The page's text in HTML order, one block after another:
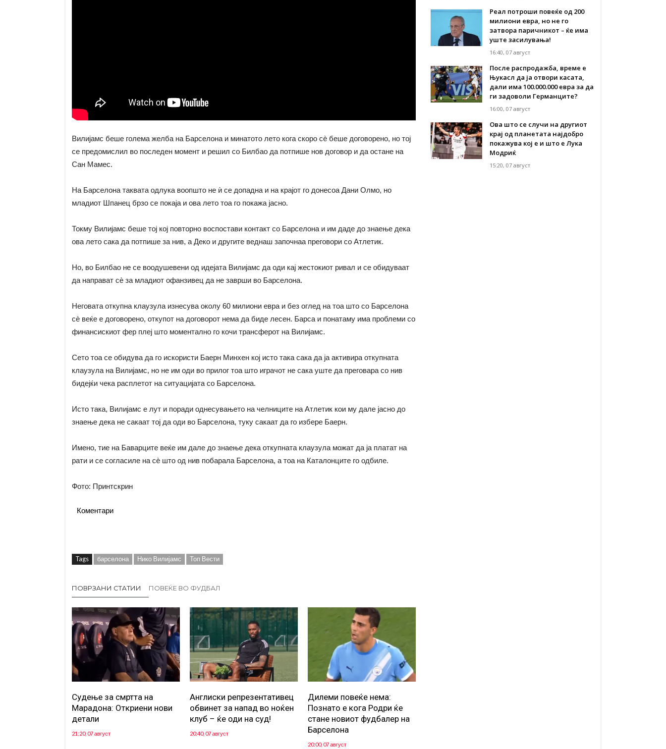
Вилијамс беше голема желба на Барселона и минатото лето кога скоро сè беше договорено, но тој
се предомислил во последен момент и решил со Билбао да потпише нов договор и да остане на
Сан Мамес.
На Барселона таквата одлука воопшто не ѝ се допадна и на крајот го донесоа Дани Олмо, но
младиот Шпанец брзо се покаја и ова лето тоа го покажа јасно.
Токму Вилијамс беше тој кој повторно воспостави контакт со Барселона и им даде до знаење дека
ова лето сака да потпише за нив, а Деко и другите веднаш започнаа преговори со Атлетик.
Но, во Билбао не се воодушевени од идејата Вилијамс да оди кај жестокиот ривал и се обидуваат
да направат сè за младиот офанзивец да не заврши во Барселона.
Неговата откупна клаузула изнесува околу 60 милиони евра и без оглед на тоа што со Барселона
сè веќе е договорено, откупот на договорот нема да биде лесен. Барса и понатаму има проблеми со
финансискиот фер плеј што моментално го кочи трансферот на Вилијамс.
Сето тоа се обидува да го искористи Баерн Минхен кој исто така сака да ја активира откупната
клаузула на Вилијамс, но не им оди во прилог тоа што играчот не сака уште да преговара со нив
бидејќи чека расплетот на ситуацијата со Барселона.
Исто така, Вилијамс е лут и поради однесувањето на челниците на Атлетик кои му дале јасно до
знаење дека не сакаат тој да оди во Барселона, туку сакаат да го избере Баерн.
Имено, тие на Баварците веќе им дале до знаење дека откупната клаузула можат да ја платат на
рати и се согласиле на сè што од нив побарала Барселона, а тоа на Каталонците го одбиле.
Фото: Принтскрин
Коментари
Tags барселона Нико Вилијамс Топ Вести
ПОВРЗАНИ СТАТИИ ПОВЕЌЕ ВО ФУДБАЛ
Судење за смртта на
Марадона: Откриени нови
детали
21:20, 07 август
Англиски репрезентативец
обвинет за напад во ноќен
клуб – ќе оди на суд!
20:40, 07 август
Дилеми повеќе нема:
Познато е кога Родри ќе
стане новиот фудбалер на
Барселона
20:00, 07 август
Реал потроши повеќе од 200
милиони евра, но не го
затвора паричникот – ќе има
уште засилувања!
16:40, 07 август
После распродажба, време е
Њукасл да ја отвори касата,
дали има 100.000.000 евра за да
ги задоволи Германците?
16:00, 07 август
Ова што се случи на другиот
крај од планетата најдобро
покажува кој е и што е Лука
Модриќ
15:20, 07 август